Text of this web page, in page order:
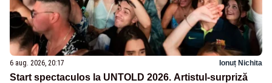
6 aug. 2026, 20:17 Ionuț Nichita
Start spectaculos la UNTOLD 2026. Artistul-surpriză